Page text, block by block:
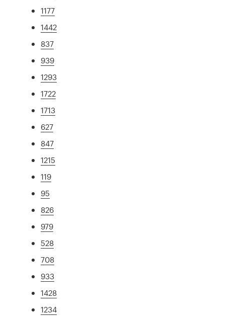
1177
1442
837
939
1293
1722
1713
627
847
1215
119
95
826
979
528
708
933
1428
1234